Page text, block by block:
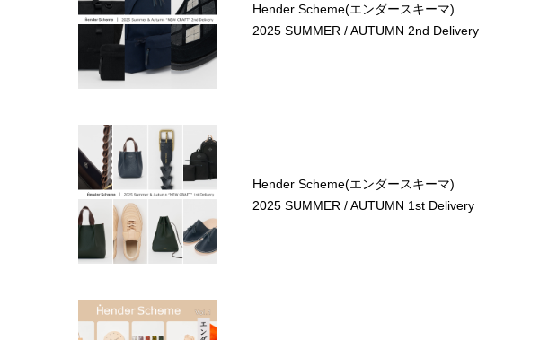
Hender Scheme(エンダースキーマ)
2025 SUMMER / AUTUMN 2nd Delivery
Hender Scheme(エンダースキーマ)
2025 SUMMER / AUTUMN 1st Delivery